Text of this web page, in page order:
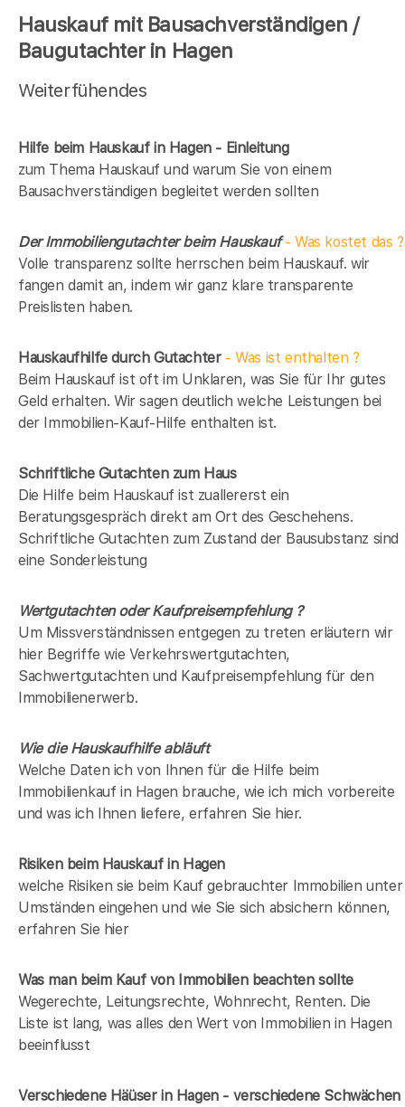
Hauskauf mit Bausachverständigen /
Baugutachter in Hagen
Weiterfühendes
Hilfe beim Hauskauf in Hagen - Einleitung
zum Thema Hauskauf und warum Sie von einem
Bausachverständigen begleitet werden sollten
Der Immobiliengutachter beim Hauskauf- Was kostet das ?
Volle transparenz sollte herrschen beim Hauskauf. wir
fangen damit an, indem wir ganz klare transparente
Preislisten haben.
Hauskaufhilfe durch Gutachter- Was ist enthalten ?
Beim Hauskauf ist oft im Unklaren, was Sie für Ihr gutes
Geld erhalten. Wir sagen deutlich welche Leistungen bei
der Immobilien-Kauf-Hilfe enthalten ist.
Schriftliche Gutachten zum Haus
Die Hilfe beim Hauskauf ist zuallererst ein
Beratungsgespräch direkt am Ort des Geschehens.
Schriftliche Gutachten zum Zustand der Bausubstanz sind
eine Sonderleistung
Wertgutachten oder Kaufpreisempfehlung ?
Um Missverständnissen entgegen zu treten erläutern wir
hier Begriffe wie Verkehrswertgutachten,
Sachwertgutachten und Kaufpreisempfehlung für den
Immobilienerwerb.
Wie die Hauskaufhilfe abläuft
Welche Daten ich von Ihnen für die Hilfe beim
Immobilienkauf in Hagen brauche, wie ich mich vorbereite
und was ich Ihnen liefere, erfahren Sie hier.
Risiken beim Hauskaufin Hagen
welche Risiken sie beim Kauf gebrauchter Immobilien unter
Umständen eingehen und wie Sie sich absichern können,
erfahren Sie hier
Was man beim Kauf von Immobilien beachten sollte
Wegerechte, Leitungsrechte, Wohnrecht, Renten. Die
Liste ist lang, was alles den Wert von Immobilien in Hagen
beeinflusst
Verschiedene Häüser in Hagen - verschiedene Schwächen